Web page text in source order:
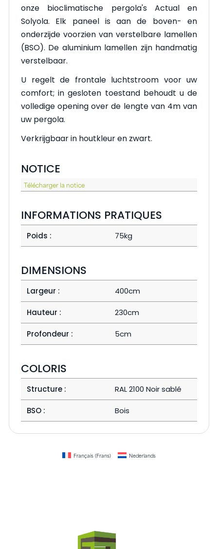
onze bioclimatische pergola's Actual en
Solyola. Elk paneel is aan de boven- en
onderzijde voorzien van verstelbare lamellen
(BSO). De aluminium lamellen zijn handmatig
verstelbaar.
U regelt de frontale luchtstroom voor uw
comfort; in gesloten toestand behoudt u de
volledige opening over de lengte van 4m van
uw pergola.
Verkrijgbaar in houtkleur en zwart.
NOTICE
Télécharger la notice
INFORMATIONS PRATIQUES
Poids : 75kg
DIMENSIONS
Largeur : 400cm
Hauteur : 230cm
Profondeur : 5cm
COLORIS
Structure : RAL 2100 Noir sablé
BSO : Bois
Français(Frans) Nederlands